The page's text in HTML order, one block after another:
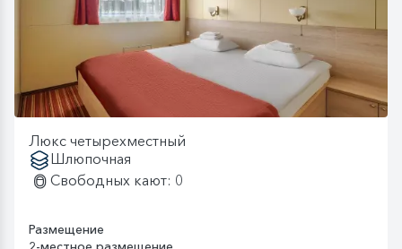
Люкс четырехместный
Шлюпочная
Свободных кают: 0
Размещение